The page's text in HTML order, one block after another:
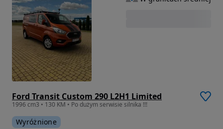
Ford Transit Custom 290 L2H1 Limited
1996 cm3 • 130 KM • Po dużym serwisie silnika !!!
Wyróżnione